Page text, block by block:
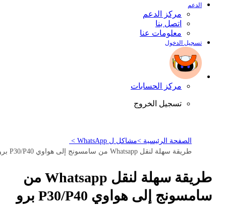
الدعم
مركز الدعم
اتصل بنا
معلومات عنا
تسجيل الدخول
مركز الحسابات
تسجيل الخروج
الصفحة الرئيسية >مشاكل ل WhatsApp >
طريقة سهلة لنقل Whatsapp من سامسونج إلى هواوي P30/P40 برو
طريقة سهلة لنقل Whatsapp من
سامسونج إلى هواوي P30/P40 برو